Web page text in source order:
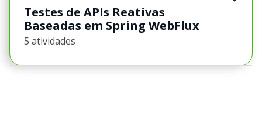
Testes de APIs Reativas
Baseadas em Spring WebFlux
5 atividades